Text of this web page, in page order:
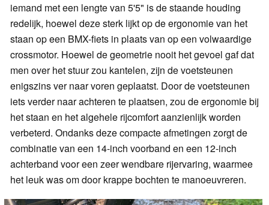
iemand met een lengte van 5'5" is de staande houding
redelijk, hoewel deze sterk lijkt op de ergonomie van het
staan op een BMX-fiets in plaats van op een volwaardige
crossmotor. Hoewel de geometrie nooit het gevoel gaf dat
men over het stuur zou kantelen, zijn de voetsteunen
enigszins ver naar voren geplaatst. Door de voetsteunen
iets verder naar achteren te plaatsen, zou de ergonomie bij
het staan en het algehele rijcomfort aanzienlijk worden
verbeterd. Ondanks deze compacte afmetingen zorgt de
combinatie van een 14-inch voorband en een 12-inch
achterband voor een zeer wendbare rijervaring, waarmee
het leuk was om door krappe bochten te manoeuvreren.